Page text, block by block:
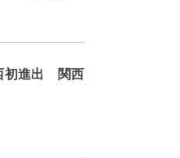
初進出 関西